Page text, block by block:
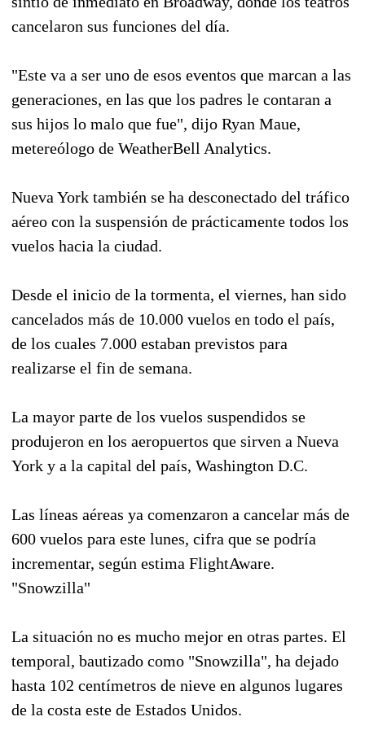
cancelaron sus funciones del día.
"Este va a ser uno de esos eventos que marcan a las
generaciones, en las que los padres le contaran a
sus hijos lo malo que fue", dijo Ryan Maue,
metereólogo de WeatherBell Analytics.
Nueva York también se ha desconectado del tráfico
aéreo con la suspensión de prácticamente todos los
vuelos hacia la ciudad.
Desde el inicio de la tormenta, el viernes, han sido
cancelados más de 10.000 vuelos en todo el país,
de los cuales 7.000 estaban previstos para
realizarse el fin de semana.
La mayor parte de los vuelos suspendidos se
produjeron en los aeropuertos que sirven a Nueva
York y a la capital del país, Washington D.C.
Las líneas aéreas ya comenzaron a cancelar más de
600 vuelos para este lunes, cifra que se podría
incrementar, según estima FlightAware.
"Snowzilla"
La situación no es mucho mejor en otras partes. El
temporal, bautizado como "Snowzilla", ha dejado
hasta 102 centímetros de nieve en algunos lugares
de la costa este de Estados Unidos.